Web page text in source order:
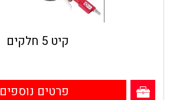
קיט 5 חלקים
פרטים נוספים